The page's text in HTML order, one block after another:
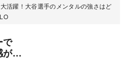
活躍！大谷選手のメンタルの強さはど
で
が…